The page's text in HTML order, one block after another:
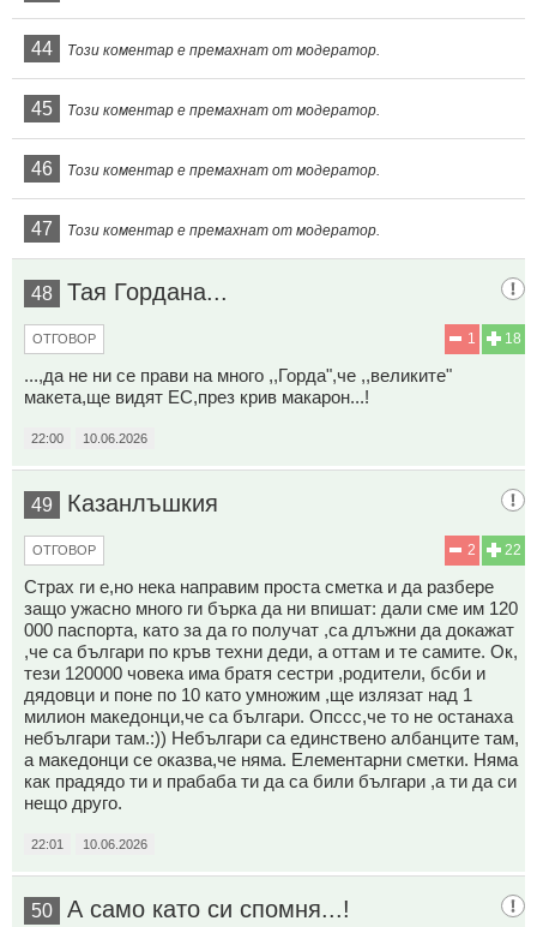
44 Този коментар е премахнат от модератор.
45 Този коментар е премахнат от модератор.
46 Този коментар е премахнат от модератор.
47 Този коментар е премахнат от модератор.
48 Тая Гордана...
18
1
ОТГОВОР
...,да не ни се прави на много ,,Горда",че ,,великите"
макета,ще видят ЕС,през крив макарон...!
22:00 10.06.2026
49 Казанлъшкия
22
2
ОТГОВОР
Страх ги е,но нека направим проста сметка и да разбере
защо ужасно много ги бърка да ни впишат: дали сме им 120
000 паспорта, като за да го получат ,са длъжни да докажат
,че са българи по кръв техни деди, а оттам и те самите. Ок,
тези 120000 човека има братя сестри ,родители, бсби и
дядовци и поне по 10 като умножим ,ще излязат над 1
милион македонци,че са българи. Опссс,че то не останаха
небългари там.:)) Небългари са единствено албанците там,
а македонци се оказва,че няма. Елементарни сметки. Няма
как прадядо ти и прабаба ти да са били българи ,а ти да си
нещо друго.
22:01 10.06.2026
50 А само като си спомня...!